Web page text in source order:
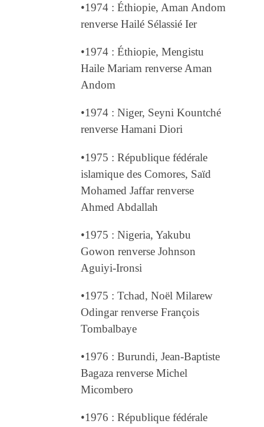
•1974 : Éthiopie, Aman Andom
renverse Hailé Sélassié Ier
•1974 : Éthiopie, Mengistu
Haile Mariam renverse Aman
Andom
•1974 : Niger, Seyni Kountché
renverse Hamani Diori
•1975 : République fédérale
islamique des Comores, Saïd
Mohamed Jaffar renverse
Ahmed Abdallah
•1975 : Nigeria, Yakubu
Gowon renverse Johnson
Aguiyi-Ironsi
•1975 : Tchad, Noël Milarew
Odingar renverse François
Tombalbaye
•1976 : Burundi, Jean-Baptiste
Bagaza renverse Michel
Micombero
•1976 : République fédérale